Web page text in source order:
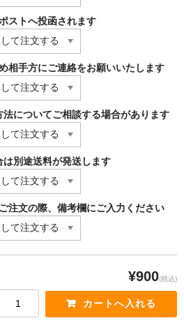
ストへ投函されます
相手方にご連絡をお願いいたします
についてご相談する場合があります
は別途送料が発送します
注文の際、備考欄にご入力ください
¥900(税込)